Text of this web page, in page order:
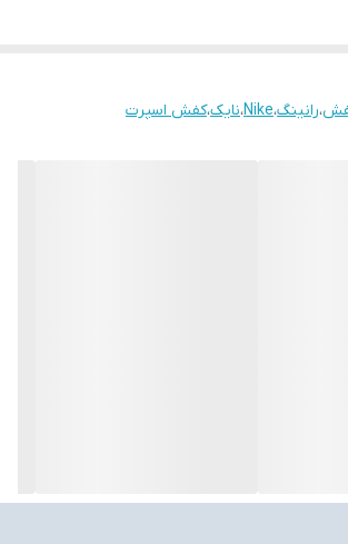
،رانینگ،Nike،نایک،کفش اسپرت